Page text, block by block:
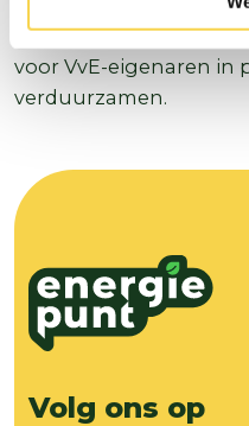
VvE-Energiepunt is
voor VvE-eigenaren in
verduurzamen.
Volg ons op